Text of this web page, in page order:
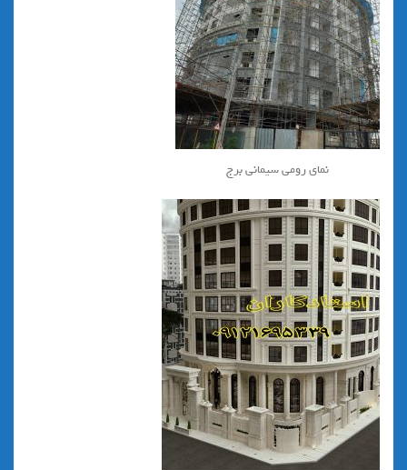
نمای رومی سیمانی برج